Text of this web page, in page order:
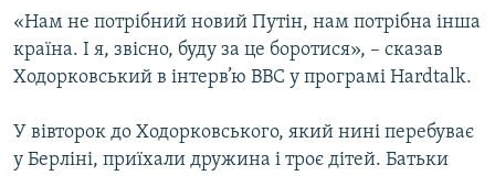
«Нам не потрібний новий Путін, нам потрібна інша
країна. І я, звісно, буду за це боротися», – сказав
Ходорковський в інтерв’ю ВВС у програмі Hardtalk.
У вівторок до Ходорковського, який нині перебуває
у Берліні, приїхали дружина і троє дітей. Батьки